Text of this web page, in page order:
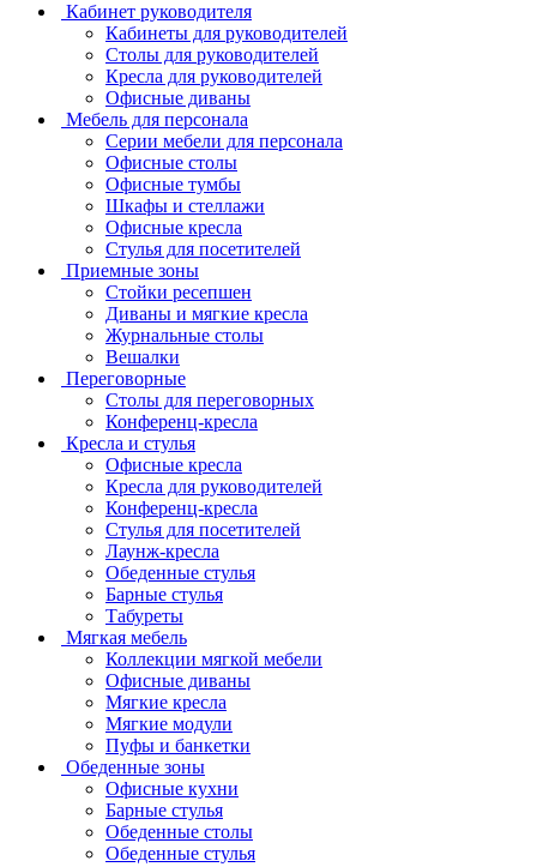
Кабинет руководителя
Кабинеты для руководителей
Столы для руководителей
Кресла для руководителей
Офисные диваны
Мебель для персонала
Серии мебели для персонала
Офисные столы
Офисные тумбы
Шкафы и стеллажи
Офисные кресла
Стулья для посетителей
Приемные зоны
Стойки ресепшен
Диваны и мягкие кресла
Журнальные столы
Вешалки
Переговорные
Столы для переговорных
Конференц-кресла
Кресла и стулья
Офисные кресла
Кресла для руководителей
Конференц-кресла
Стулья для посетителей
Лаунж-кресла
Обеденные стулья
Барные стулья
Табуреты
Мягкая мебель
Коллекции мягкой мебели
Офисные диваны
Мягкие кресла
Мягкие модули
Пуфы и банкетки
Обеденные зоны
Офисные кухни
Барные стулья
Обеденные столы
Обеденные стулья